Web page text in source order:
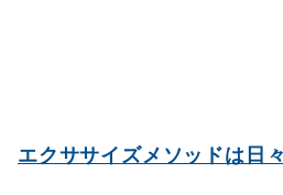
エクササイズメソッドは日